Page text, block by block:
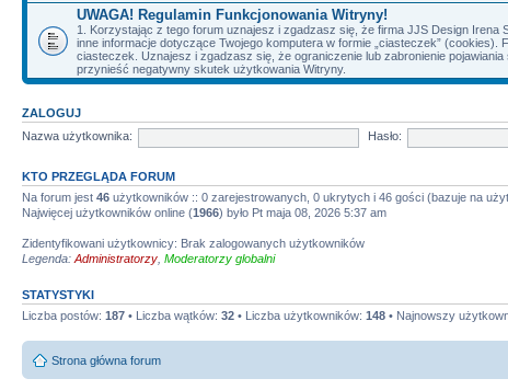
UWAGA! Regulamin Funkcjonowania Witryny!
1. Korzystając z tego forum uznajesz i zgadzasz się, że firma JJS Design Irena
inne informacje dotyczące Twojego komputera w formie „ciasteczek”
ciasteczek. Uznajesz i zgadzasz się, że ograniczenie lub zabronienie
przynieść negatywny skutek użytkowania Witryny.
ZALOGUJ
Nazwa użytkownika:
Hasło:
KTO PRZEGLĄDA FORUM
Na forum jest 46 użytkowników :: 0 zarejestrowanych, 0 ukrytych i 46 gości (bazuje na
Najwięcej użytkowników online (1966) było Pt maja 08, 2026 5:37 am
Zidentyfikowani użytkownicy: Brak zalogowanych użytkowników
Legenda: Administratorzy Moderatorzy globalni
STATYSTYKI
Liczba postów: 187 • Liczba wątków: 32 • Liczba użytkowników: 148 • Najnowszy
Strona główna forum